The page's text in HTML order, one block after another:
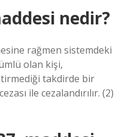
nedir?
rağmen sistemdeki
olan kişi,
takdirde bir
ile cezalandırılır. (2)